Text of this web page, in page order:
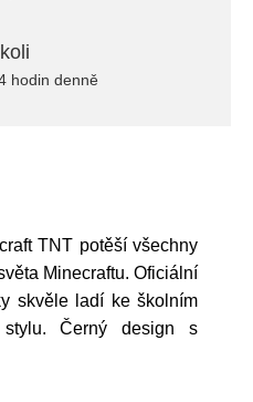
hodin denně
TNT potěší všechny
Minecraftu. Oficiální
skvěle ladí ke školním
Černý design s